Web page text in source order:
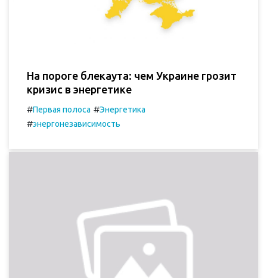
На пороге блекаута: чем Украине грозит
кризис в энергетике
#Первая полоса #Энергетика
#энергонезависимость